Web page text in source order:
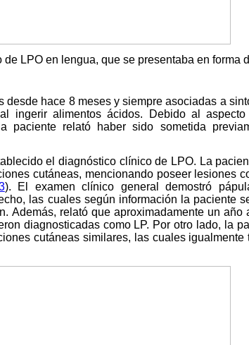
de LPO en lengua, que se presentaba en forma
desde hace 8 meses y siempre asociadas a
ingerir alimentos ácidos. Debido al
paciente relató haber sido sometida
el diagnóstico clínico de LPO. La
cutáneas, mencionando poseer lesiones
). El examen clínico general demostró
las cuales según información la paciente
Además, relató que aproximadamente un año
diagnosticadas como LP. Por otro lado, la
cutáneas similares, las cuales igualmente